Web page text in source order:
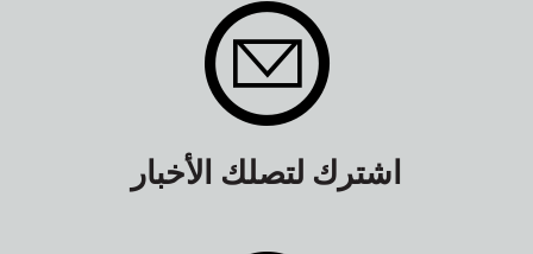
اشترك لتصلك الأخبار